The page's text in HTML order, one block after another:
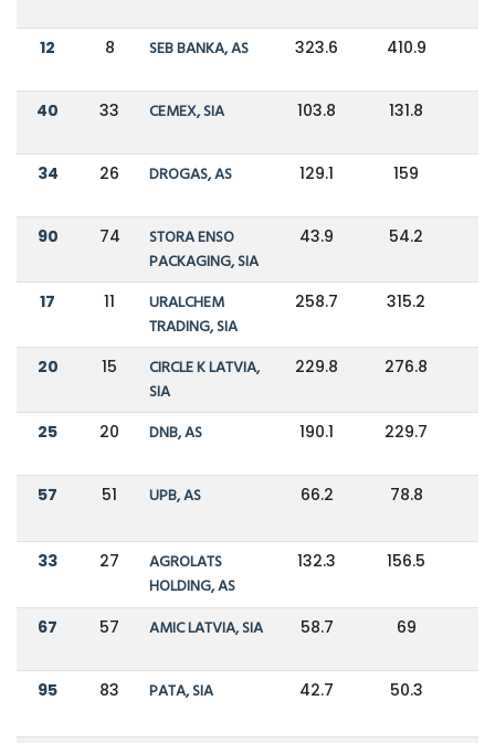
12 8 SEB BANKA, AS 323.6 410.9
40 33 CEMEX, SIA 103.8 131.8
34 26 DROGAS, AS 129.1 159
90 74
STORA ENSO
PACKAGING, SIA
43.9 54.2
17 11
URALCHEM
TRADING, SIA
258.7 315.2
20 15
CIRCLE K LATVIA,
SIA
229.8 276.8
25 20 DNB, AS 190.1 229.7
57 51 UPB, AS 66.2 78.8
33 27
AGROLATS
HOLDING, AS
132.3 156.5
67 57 AMIC LATVIA, SIA 58.7 69
95 83 PATA, SIA 42.7 50.3